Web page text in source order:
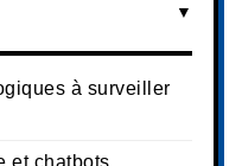
à surveiller
et chatbots